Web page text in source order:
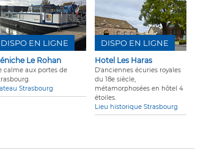
Le Rohan
calme aux portes de
Strasbourg
DISPO EN LIGNE
Hotel Les Haras
D'anciennes écuries royales
du 18e siècle,
métamorphosées en hôtel 4
étoiles.
Lieu historique Strasbourg
DISPO EN LIGNE